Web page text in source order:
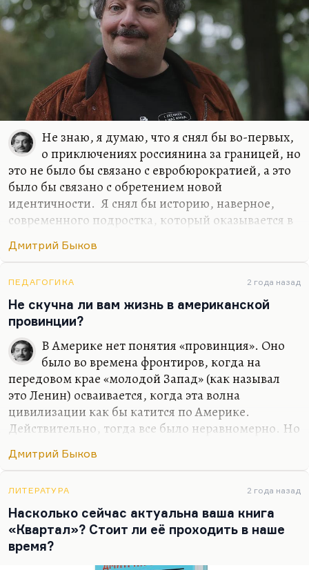
Не знаю, я думаю, что я снял бы во-первых,
о приключениях россиянина за границей, но
это не было бы связано с евробюрократией, а это
было бы связано с обретением новой
идентичности. Я снял бы историю, наверное,
современного подростка, который оказывается в
отвоевать себе место. И я, наверное, снял бы
сожалению, любовных историй в современной
России в современном кино. Понимаете, всех
ведь обычно занимает история гендерной
идентичности, которая, по-моему, совсем
неинтересна. Людей занимает проблема как
совместить, условно говоря, секс и отношения.
Как в «Интиме», например: возможен ли секс
без…
Дмитрий Быков
ПЕДАГОГИКА 2 года назад
Не скучна ли вам жизнь в американской
провинции?
В Америке нет понятия «провинция». Оно
было во времена фронтиров, когда на
передовом крае «молодой Запад» (как называл
это Ленин) осваивается, когда эта волна
цивилизации как бы катится по Америке.
Действительно, тогда все было неравномерно. Но
примерно сельской. Стоит проехать три минуты,
почти центре города. Соответственно, ощущения
провинции у меня нет потому, что я ведь всегда
жил, очень много времени проводил в Чепелеве,
на даче своей. Или в «Березках», любимом
пансионате. И у меня ровно такой же пейзаж
Дмитрий Быков
ЛИТЕРАТУРА 2 года назад
Насколько сейчас актуальна ваша книга
«Квартал»? Стоит ли её проходить в наше
время?